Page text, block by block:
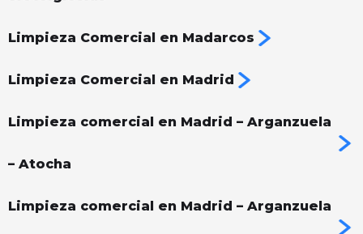
Limpieza Comercial en Madarcos
Limpieza Comercial en Madrid
Limpieza comercial en Madrid – Arganzuela
– Atocha
Limpieza comercial en Madrid – Arganzuela